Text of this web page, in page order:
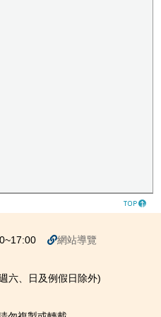
網站導覽
六、日及例假日除外)